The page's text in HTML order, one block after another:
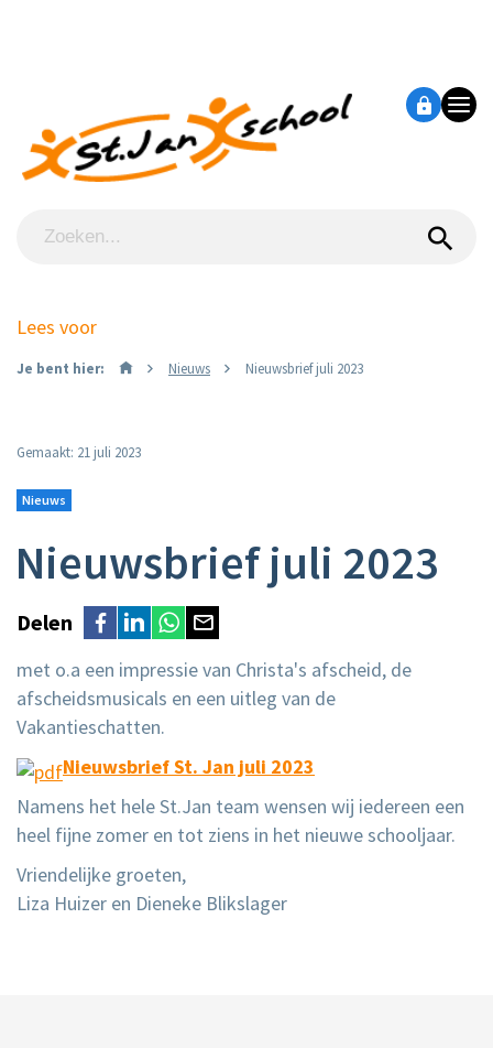
Lees voor
Je bent hier: Nieuws Nieuwsbrief juli 2023
Gemaakt: 21 juli 2023
Nieuws
Nieuwsbrief juli 2023
Delen
met o.a een impressie van Christa's afscheid, de
afscheidsmusicals en een uitleg van de
Vakantieschatten.
Nieuwsbrief St. Jan juli 2023
Namens het hele St.Jan team wensen wij iedereen een
heel fijne zomer en tot ziens in het nieuwe schooljaar.
Vriendelijke groeten,
Liza Huizer en Dieneke Blikslager